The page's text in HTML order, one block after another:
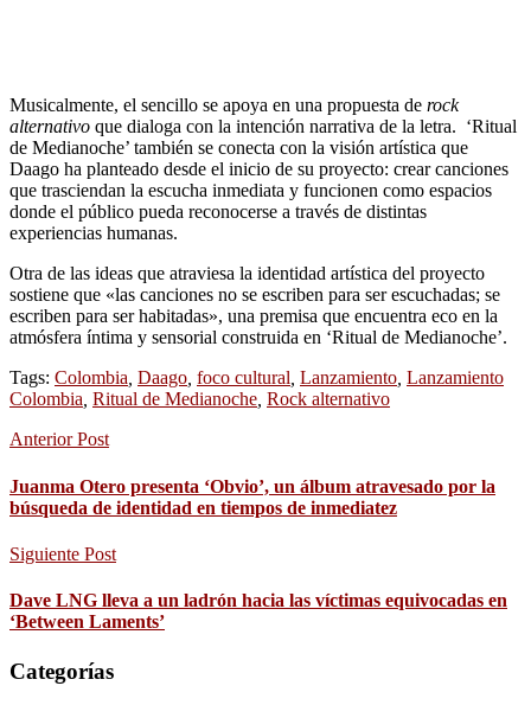
Musicalmente, el sencillo se apoya en una propuesta de rock
alternativo que dialoga con la intención narrativa de la letra. ‘Ritual
de Medianoche’ también se conecta con la visión artística que
Daago ha planteado desde el inicio de su proyecto: crear canciones
que trasciendan la escucha inmediata y funcionen como espacios
donde el público pueda reconocerse a través de distintas
experiencias humanas.
Otra de las ideas que atraviesa la identidad artística del proyecto
sostiene que «las canciones no se escriben para ser escuchadas; se
escriben para ser habitadas», una premisa que encuentra eco en la
atmósfera íntima y sensorial construida en ‘Ritual de Medianoche’.
Tags: Colombia, Daago, foco cultural, Lanzamiento, Lanzamiento
Colombia, Ritual de Medianoche, Rock alternativo
Anterior Post
Juanma Otero presenta ‘Obvio’, un álbum atravesado por la
búsqueda de identidad en tiempos de inmediatez
Siguiente Post
Dave LNG lleva a un ladrón hacia las víctimas equivocadas en
‘Between Laments’
Categorías